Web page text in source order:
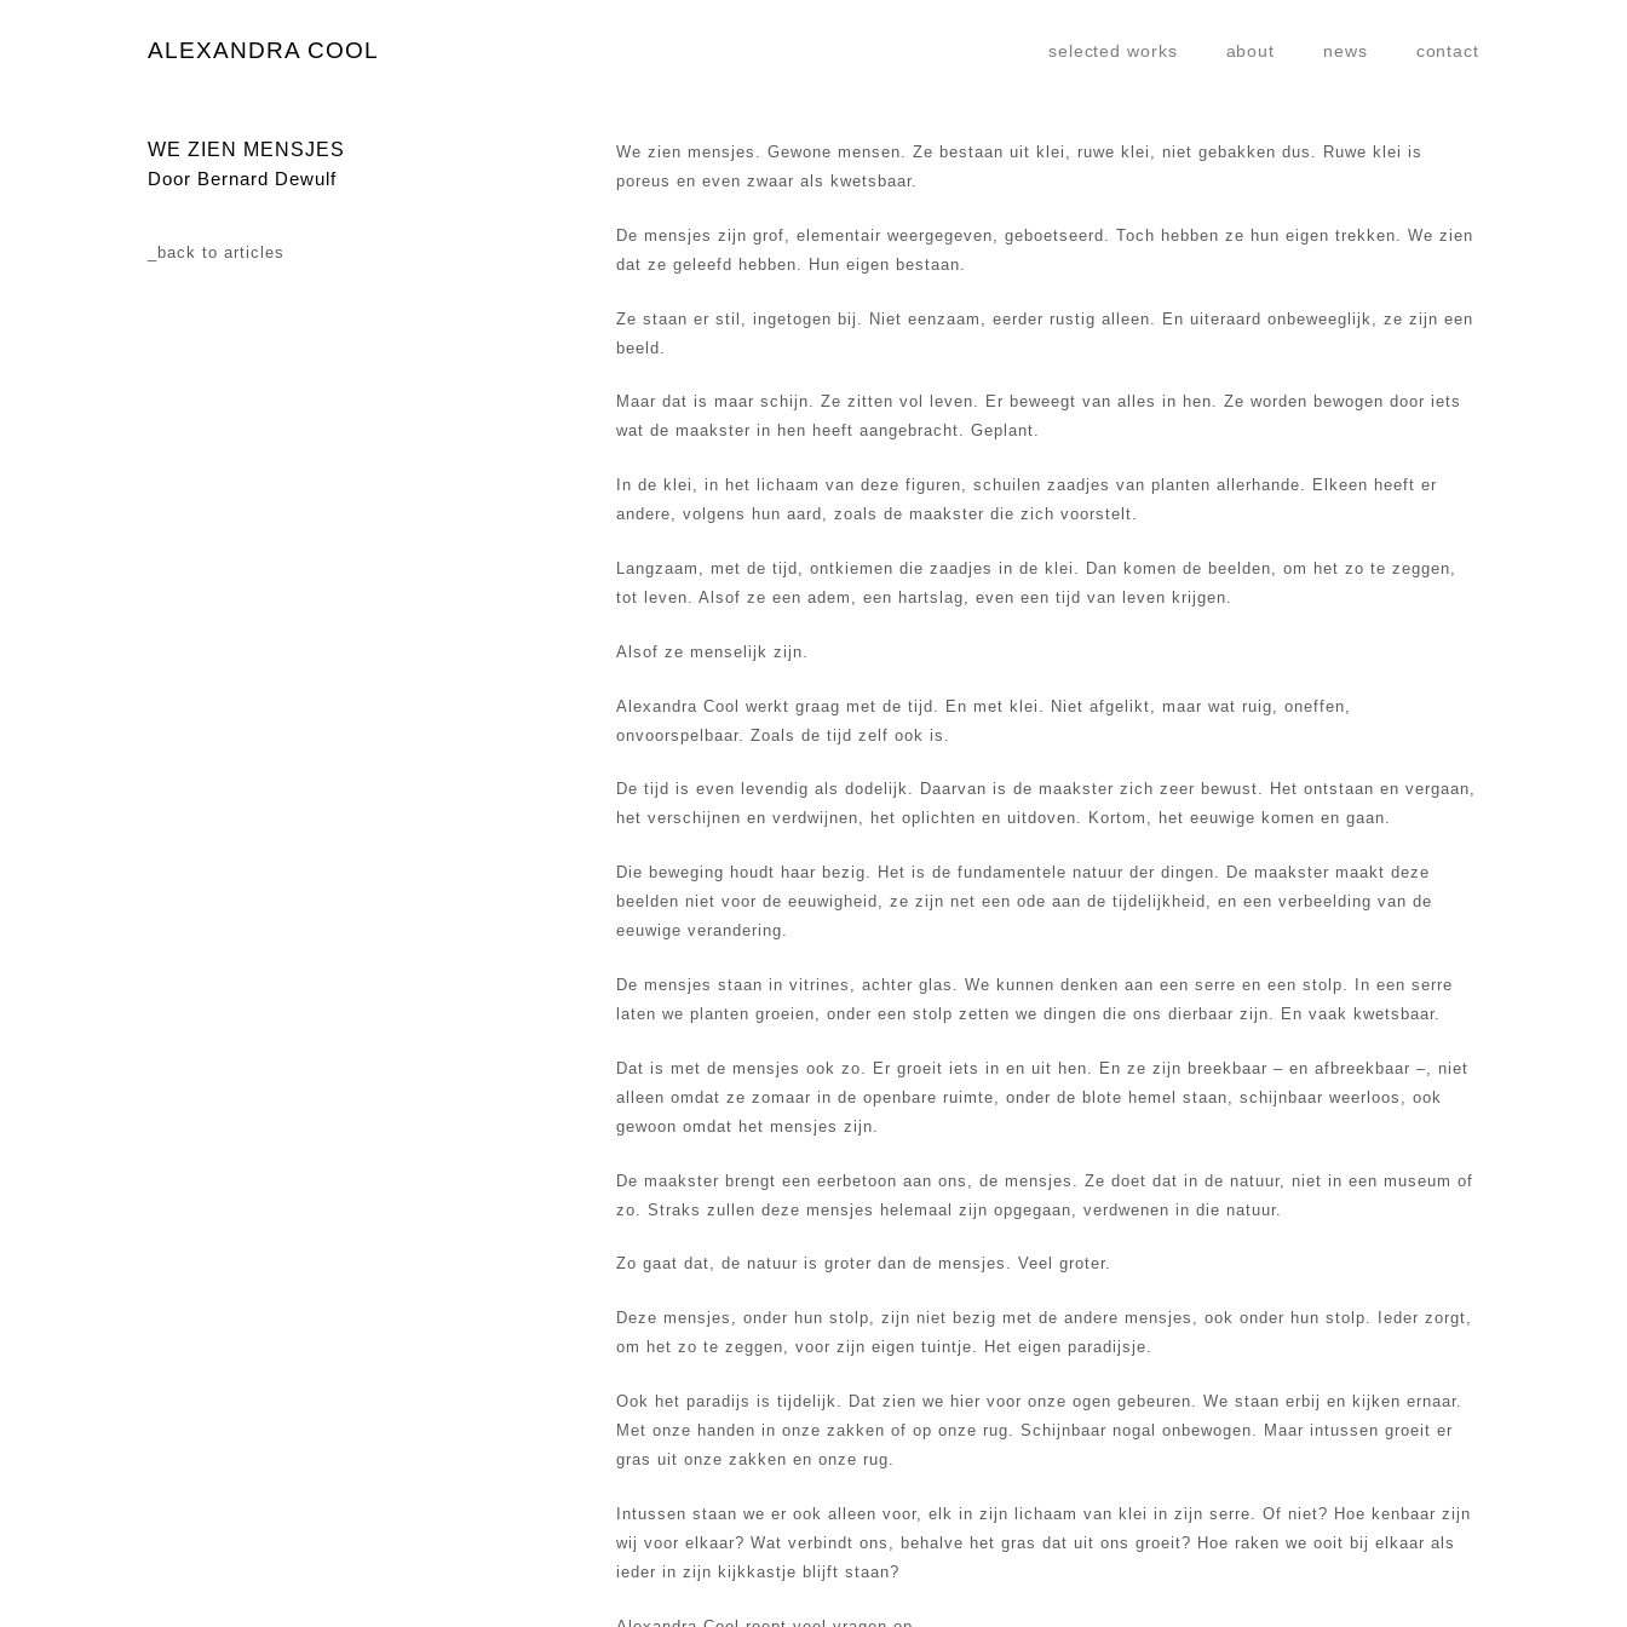
ALEXANDRA COOL selected works about news contact
WE ZIEN MENSJES
Door Bernard Dewulf
_back to articles
We zien mensjes. Gewone mensen. Ze bestaan uit klei, ruwe klei, niet gebakken dus. Ruwe klei is
poreus en even zwaar als kwetsbaar.
De mensjes zijn grof, elementair weergegeven, geboetseerd. Toch hebben ze hun eigen trekken. We zien
dat ze geleefd hebben. Hun eigen bestaan.
Ze staan er stil, ingetogen bij. Niet eenzaam, eerder rustig alleen. En uiteraard onbeweeglijk, ze zijn een
beeld.
Maar dat is maar schijn. Ze zitten vol leven. Er beweegt van alles in hen. Ze worden bewogen door iets
wat de maakster in hen heeft aangebracht. Geplant.
In de klei, in het lichaam van deze figuren, schuilen zaadjes van planten allerhande. Elkeen heeft er
andere, volgens hun aard, zoals de maakster die zich voorstelt.
Langzaam, met de tijd, ontkiemen die zaadjes in de klei. Dan komen de beelden, om het zo te zeggen,
tot leven. Alsof ze een adem, een hartslag, even een tijd van leven krijgen.
Alsof ze menselijk zijn.
Alexandra Cool werkt graag met de tijd. En met klei. Niet afgelikt, maar wat ruig, oneffen,
onvoorspelbaar. Zoals de tijd zelf ook is.
De tijd is even levendig als dodelijk. Daarvan is de maakster zich zeer bewust. Het ontstaan en vergaan,
het verschijnen en verdwijnen, het oplichten en uitdoven. Kortom, het eeuwige komen en gaan.
Die beweging houdt haar bezig. Het is de fundamentele natuur der dingen. De maakster maakt deze
beelden niet voor de eeuwigheid, ze zijn net een ode aan de tijdelijkheid, en een verbeelding van de
eeuwige verandering.
De mensjes staan in vitrines, achter glas. We kunnen denken aan een serre en een stolp. In een serre
laten we planten groeien, onder een stolp zetten we dingen die ons dierbaar zijn. En vaak kwetsbaar.
Dat is met de mensjes ook zo. Er groeit iets in en uit hen. En ze zijn breekbaar – en afbreekbaar –, niet
alleen omdat ze zomaar in de openbare ruimte, onder de blote hemel staan, schijnbaar weerloos, ook
gewoon omdat het mensjes zijn.
De maakster brengt een eerbetoon aan ons, de mensjes. Ze doet dat in de natuur, niet in een museum of
zo. Straks zullen deze mensjes helemaal zijn opgegaan, verdwenen in die natuur.
Zo gaat dat, de natuur is groter dan de mensjes. Veel groter.
Deze mensjes, onder hun stolp, zijn niet bezig met de andere mensjes, ook onder hun stolp. Ieder zorgt,
om het zo te zeggen, voor zijn eigen tuintje. Het eigen paradijsje.
Ook het paradijs is tijdelijk. Dat zien we hier voor onze ogen gebeuren. We staan erbij en kijken ernaar.
Met onze handen in onze zakken of op onze rug. Schijnbaar nogal onbewogen. Maar intussen groeit er
gras uit onze zakken en onze rug.
Intussen staan we er ook alleen voor, elk in zijn lichaam van klei in zijn serre. Of niet? Hoe kenbaar zijn
wij voor elkaar? Wat verbindt ons, behalve het gras dat uit ons groeit? Hoe raken we ooit bij elkaar als
ieder in zijn kijkkastje blijft staan?